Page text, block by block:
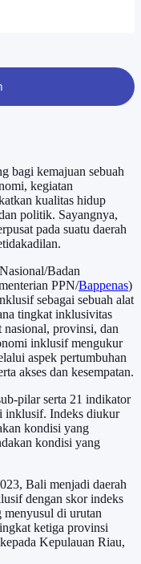
bagi kemajuan sebuah
kegiatan
kualitas hidup
politik. Sayangnya,
pada suatu daerah
Badan
PPN/Bappenas)
sebagai sebuah alat
tingkat inklusivitas
nasional, provinsi, dan
inklusif mengukur
aspek pertumbuhan
akses dan kesempatan.
pilar serta 21 indikator
inklusif. Indeks diukur
kondisi yang
kondisi yang
Bali menjadi daerah
dengan skor indeks
menyusul di urutan
ketiga provinsi
Kepulauan Riau,